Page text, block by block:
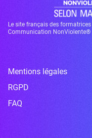
Le site français des
Communication NonViolente®
Mentions légales
RGPD
FAQ